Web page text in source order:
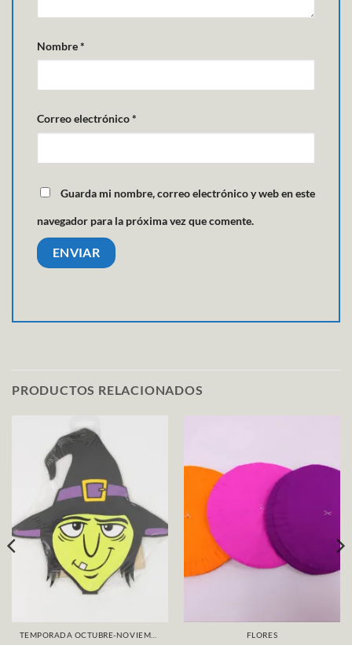
Nombre*
Correo electrónico*
Guarda mi nombre, correo electrónico y web en este
navegador para la próxima vez que comente.
PRODUCTOS RELACIONADOS
FLORES